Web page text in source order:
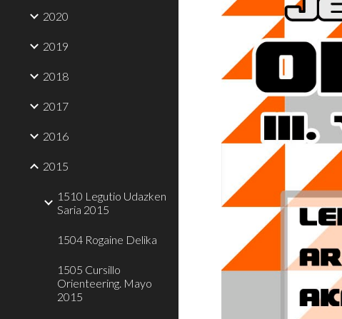
2020
2019
2018
2017
2016
2015
1510 Legutio Udazken
Saria 2015
1504 Rogaine Delika
1505 Cursillo
Orienteering. Mayo
2015